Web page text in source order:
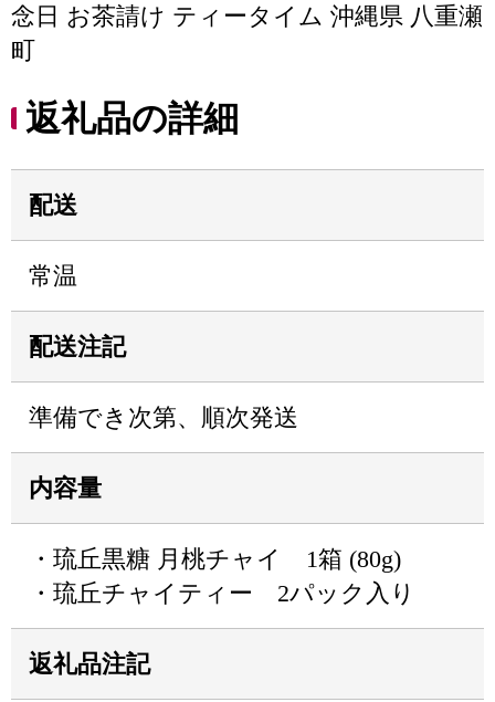
念日 お茶請け ティータイム 沖縄県 八重瀬
町
返礼品の詳細
配送
常温
配送注記
準備でき次第、順次発送
内容量
・琉丘黒糖 月桃チャイ 1箱 (80g)
・琉丘チャイティー 2パック入り
返礼品注記